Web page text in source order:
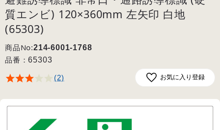
質エンビ) 120×360mm 左矢印 白地
(65303)
商品No:214-6001-1768
品番：65303
(2) お気に入り登録